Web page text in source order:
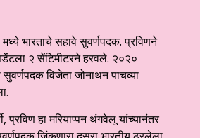
भारताचे सहावे सुवर्णपदक. प्रविणने
२ सेंटिमीटरने हरवले. २०२०
सुवर्णपदक विजेता जोनाथन पाचव्या
प्रविण हा मरियाप्पन थंगवेलू यांच्यानंतर